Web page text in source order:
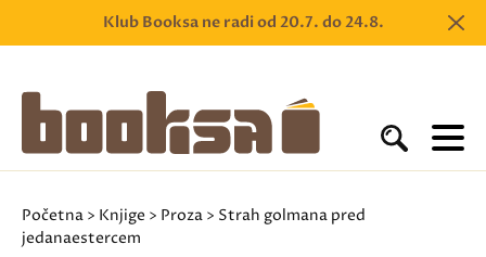
Klub Booksa ne radi od 20.7. do 24.8.
Početna > Knjige > Proza > Strah golmana pred
jedanaestercem